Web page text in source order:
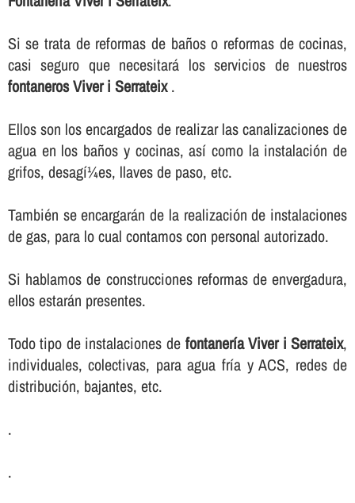
Si se trata de reformas de baños o reformas de cocinas,
casi seguro que necesitará los servicios de nuestros
fontaneros Viver i Serrateix.
Ellos son los encargados de realizar las canalizaciones de
agua en los baños y cocinas, así­ como la instalación de
grifos, desagí¼es, llaves de paso, etc.
También se encargarán de la realización de instalaciones
de gas, para lo cual contamos con personal autorizado.
Si hablamos de construcciones reformas de envergadura,
ellos estarán presentes.
Todo tipo de instalaciones de fontanerí­a Viver i Serrateix,
individuales, colectivas, para agua frí­a y ACS, redes de
distribución, bajantes, etc.
.
.